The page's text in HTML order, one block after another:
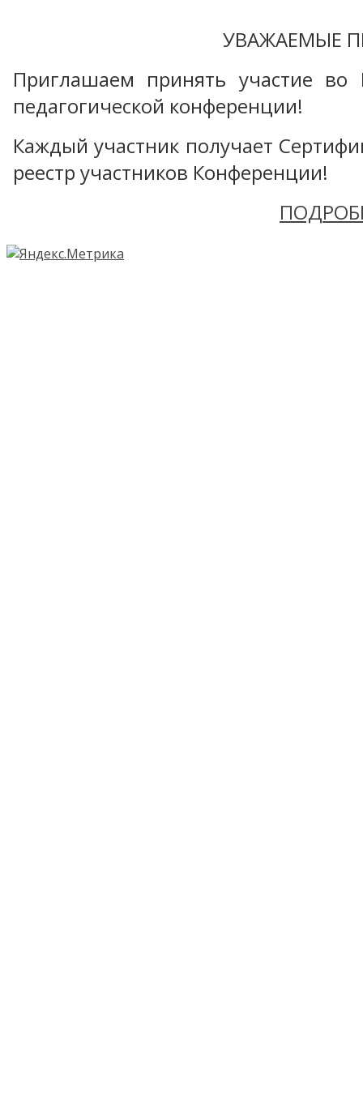
УВАЖАЕМЫЕ
Приглашаем принять участие во
педагогической конференции!
Каждый участник получает
реестр участников Конференции!